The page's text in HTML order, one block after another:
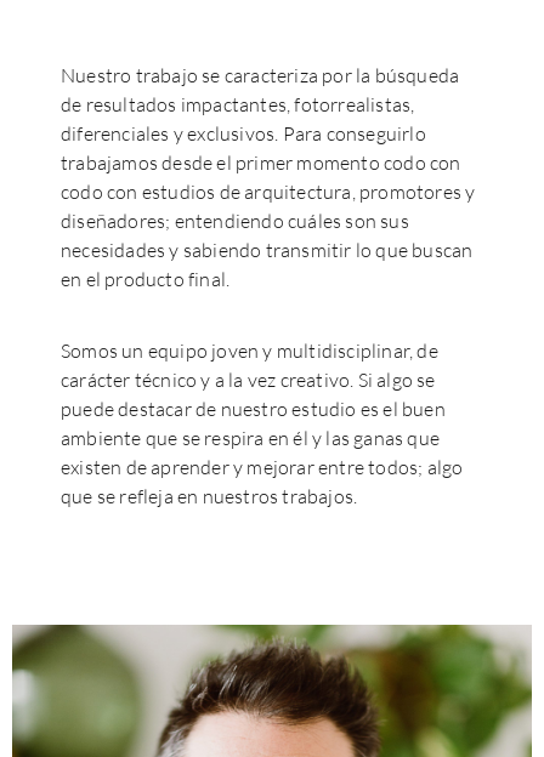
Nuestro trabajo se caracteriza por la búsqueda
de resultados impactantes, fotorrealistas,
diferenciales y exclusivos. Para conseguirlo
trabajamos desde el primer momento codo con
codo con estudios de arquitectura, promotores y
diseñadores; entendiendo cuáles son sus
necesidades y sabiendo transmitir lo que buscan
en el producto final.
Somos un equipo joven y multidisciplinar, de
carácter técnico y a la vez creativo. Si algo se
puede destacar de nuestro estudio es el buen
ambiente que se respira en él y las ganas que
existen de aprender y mejorar entre todos; algo
que se refleja en nuestros trabajos.